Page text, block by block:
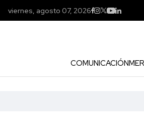
viernes, agosto 07, 2026
COMUNICACIÓN